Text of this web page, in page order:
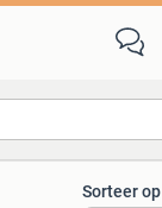
Sorteer op